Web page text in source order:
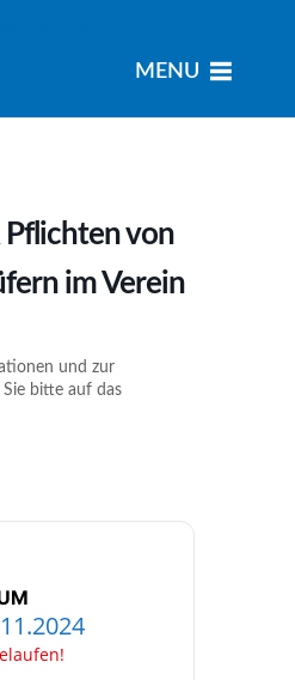
MENU
Pflichten von
im Verein
und zur
bitte auf das